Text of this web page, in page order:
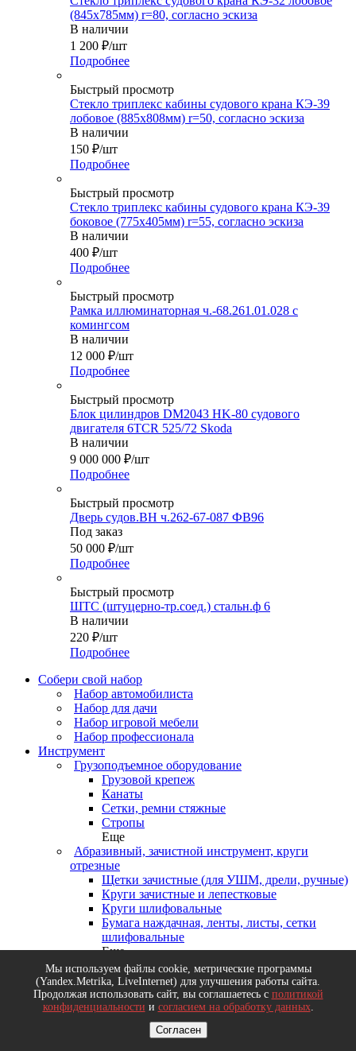
(845х785мм) r=80, согласно эскиза
В наличии
1 200 ₽/шт
Подробнее
Быстрый просмотр
Стекло триплекс кабины судового крана КЭ-39
лобовое (885х808мм) r=50, согласно эскиза
В наличии
150 ₽/шт
Подробнее
Быстрый просмотр
Стекло триплекс кабины судового крана КЭ-39
боковое (775х405мм) r=55, согласно эскиза
В наличии
400 ₽/шт
Подробнее
Быстрый просмотр
Рамка иллюминаторная ч.-68.261.01.028 с
комингсом
В наличии
12 000 ₽/шт
Подробнее
Быстрый просмотр
Блок цилиндров DM2043 HK-80 судового
двигателя 6TСR 525/72 Skoda
В наличии
9 000 000 ₽/шт
Подробнее
Быстрый просмотр
Дверь судов.ВН ч.262-67-087 ФВ96
Под заказ
50 000 ₽/шт
Подробнее
Быстрый просмотр
ШТС (штуцерно-тр.соед.) стальн.ф 6
В наличии
220 ₽/шт
Подробнее
Собери свой набор
Набор автомобилиста
Набор для дачи
Набор игровой мебели
Набор профессионала
Инструмент
Грузоподъемное оборудование
Грузовой крепеж
Канаты
Сетки, ремни стяжные
Стропы
Еще
Абразивный, зачистной инструмент, круги
отрезные
Щетки зачистные (для УШМ, дрели, ручные)
Круги зачистные и лепестковые
Круги шлифовальные
Бумага наждачная, ленты, листы, сетки
шлифовальные
Еще
Деревообрабатывающий инструмент, диски
пильные
Диски пильные
Долота, стамески, рубанки
Ножовки и пилы по дереву
Мы используем файлы cookie, метрические программы
(Yandex.Metrika, LiveInternet) для улучшения работы сайта.
Продолжая использовать сайт, вы соглашаетесь с политикой
конфиденциальности и согласием на обработку данных.
Согласен